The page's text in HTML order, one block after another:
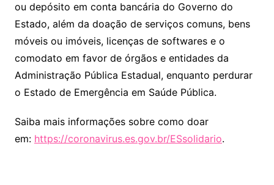
ou depósito em conta bancária do Governo do
Estado, além da doação de serviços comuns, bens
móveis ou imóveis, licenças de softwares e o
comodato em favor de órgãos e entidades da
Administração Pública Estadual, enquanto perdurar
o Estado de Emergência em Saúde Pública.
Saiba mais informações sobre como doar
em: https://coronavirus.es.gov.br/ESsolidario.